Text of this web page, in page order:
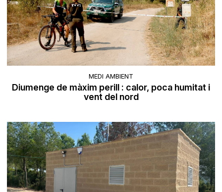
MEDI AMBIENT
Diumenge de màxim perill : calor, poca humitat i
vent del nord